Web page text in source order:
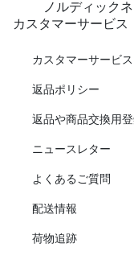
ノルディック
カスタマーサービス
カスタマーサービス
返品ポリシー
返品や商品交換用
ニュースレター
よくあるご質問
配送情報
荷物追跡